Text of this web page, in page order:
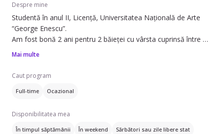
Despre mine
Studentă în anul II, Licență, Universitatea Națională de Arte
“George Enescu”.
Am fost bonă 2 ani pentru 2 băieței cu vârsta cuprinsă între 4-
8 ani.
Mai multe
Caut program
Full-time Ocazional
Disponibilitatea mea
În timpul săptămânii În weekend Sărbători sau zile libere stat